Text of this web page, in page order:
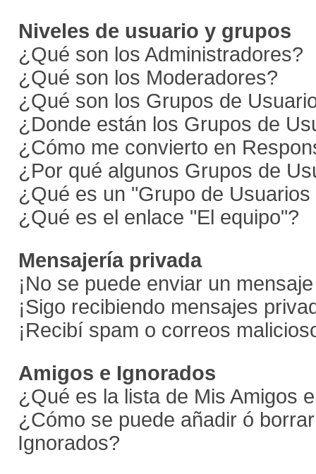
Niveles de usuario y grupos
¿Qué son los Administradores?
¿Qué son los Moderadores?
¿Qué son los Grupos de
¿Donde están los Grupos de
¿Cómo me convierto en
¿Por qué algunos Grupos de
¿Qué es un "Grupo de
¿Qué es el enlace "El equipo"?
Mensajería privada
¡No se puede enviar un
¡Sigo recibiendo mensajes
¡Recibí spam o correos
Amigos e Ignorados
¿Qué es la lista de Mis Amigos
¿Cómo se puede añadir ó
Ignorados?